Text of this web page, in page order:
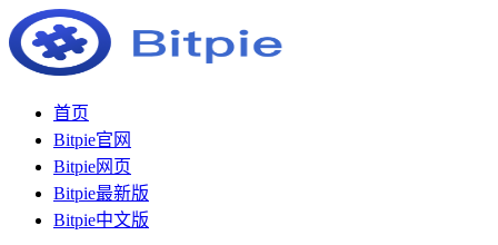
首页
Bitpie官网
Bitpie网页
Bitpie最新版
Bitpie中文版